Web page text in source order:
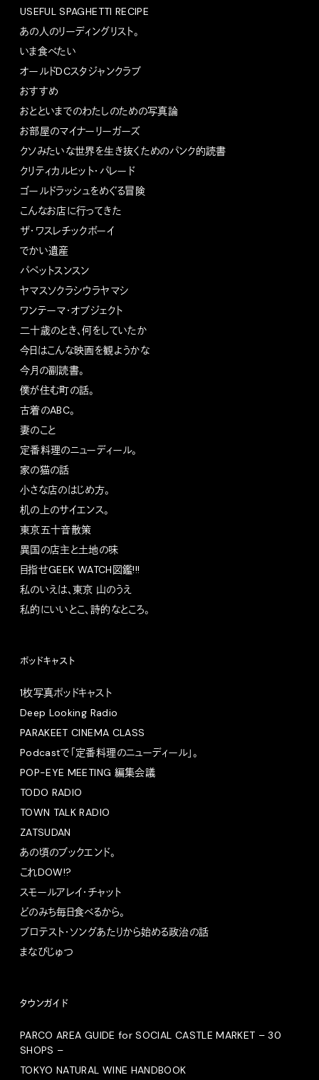
USEFUL SPAGHETTI RECIPE
あの人のリーディングリスト。
いま食べたい
オールドDCスタジャンクラブ
おすすめ
おとといまでのわたしのための写真論
お部屋のマイナーリーガーズ
クソみたいな世界を生き抜くためのパンク的読書
クリティカルヒット・パレード
ゴールドラッシュをめぐる冒険
こんなお店に行ってきた
ザ・ワスレチックボーイ
でかい遺産
パペットスンスン
ヤマスソクラシウラヤマシ
ワンテーマ・オブジェクト
二十歳のとき、何をしていたか
今日はこんな映画を観ようかな
今月の副読書。
僕が住む町の話。
古着のABC。
妻のこと
定番料理のニューディール。
家の猫の話
小さな店のはじめ方。
机の上のサイエンス。
東京五十音散策
異国の店主と土地の味
目指せGEEK WATCH図鑑!!!
私のいえは、東京 山のうえ
私的にいいとこ、詩的なところ。
ポッドキャスト
1枚写真ポッドキャスト
Deep Looking Radio
PARAKEET CINEMA CLASS
Podcastで「定番料理のニューディール」。
POP-EYE MEETING 編集会議
TODO RADIO
TOWN TALK RADIO
ZATSUDAN
あの頃のブックエンド。
これDOW!?
スモールアレイ・チャット
どのみち毎日食べるから。
プロテスト・ソングあたりから始める政治の話
まなびじゅつ
タウンガイド
PARCO AREA GUIDE for SOCIAL CASTLE MARKET – 30
SHOPS –
TOKYO NATURAL WINE HANDBOOK